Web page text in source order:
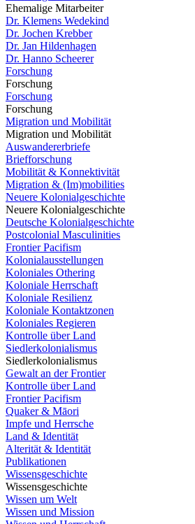
Ehemalige Mitarbeiter
Dr. Klemens Wedekind
Dr. Jochen Krebber
Dr. Jan Hildenhagen
Dr. Hanno Scheerer
Forschung
Forschung
Forschung
Forschung
Migration und Mobilität
Migration und Mobilität
Auswandererbriefe
Briefforschung
Mobilität & Konnektivität
Migration & (Im)mobilities
Neuere Kolonialgeschichte
Neuere Kolonialgeschichte
Deutsche Kolonialgeschichte
Postcolonial Masculinities
Frontier Pacifism
Kolonialausstellungen
Koloniales Othering
Koloniale Herrschaft
Koloniale Resilienz
Koloniale Kontaktzonen
Koloniales Regieren
Kontrolle über Land
Siedlerkolonialismus
Siedlerkolonialismus
Gewalt an der Frontier
Kontrolle über Land
Frontier Pacifism
Quaker & Māori
Impfe und Herrsche
Land & Identität
Alterität & Identität
Publikationen
Wissensgeschichte
Wissensgeschichte
Wissen um Welt
Wissen und Mission